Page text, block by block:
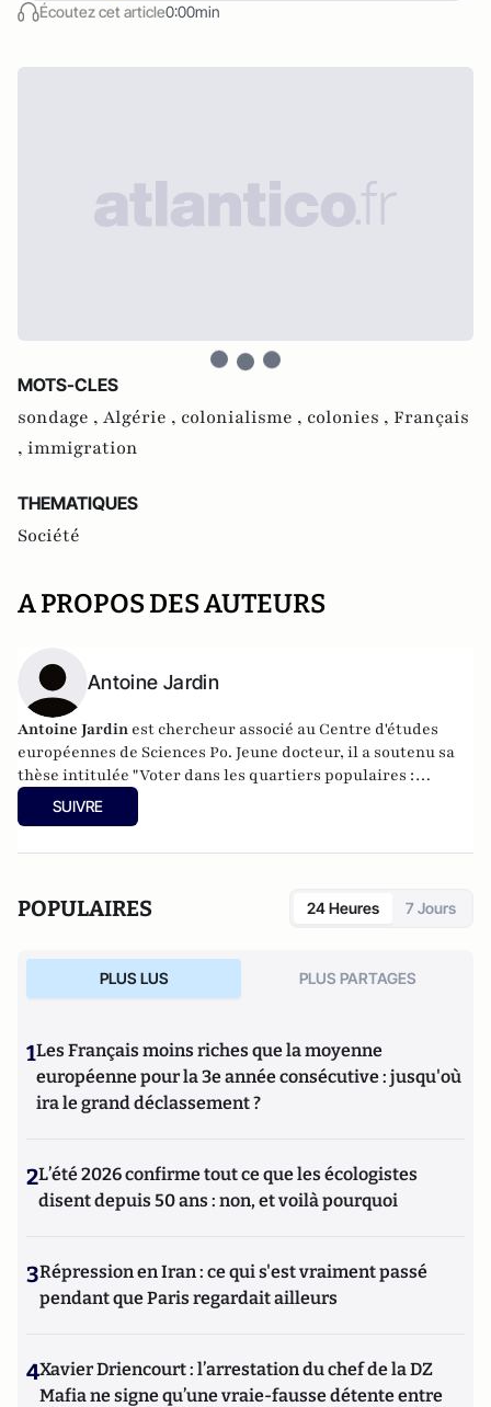
Écoutez cet article0:00min
MOTS-CLES
sondage , Algérie , colonialisme , colonies , Français
, immigration
THEMATIQUES
Société
A PROPOS DES AUTEURS
Antoine Jardin
Antoine Jardin est chercheur associé au Centre d'études
européennes de Sciences Po. Jeune docteur, il a soutenu sa
thèse intitulée "Voter dans les quartiers populaires :
dynamiques électorales comparées des agglomérations de
Paris, Madrid et Birmingham" le 5 décembre 2014.
SUIVRE
POPULAIRES 24 Heures 7 Jours
PLUS LUS PLUS PARTAGES
1Les Français moins riches que la moyenne
européenne pour la 3e année consécutive : jusqu'où
ira le grand déclassement ?
2L’été 2026 confirme tout ce que les écologistes
disent depuis 50 ans : non, et voilà pourquoi
3Répression en Iran : ce qui s'est vraiment passé
pendant que Paris regardait ailleurs
4Xavier Driencourt : l’arrestation du chef de la DZ
Mafia ne signe qu’une vraie-fausse détente entre